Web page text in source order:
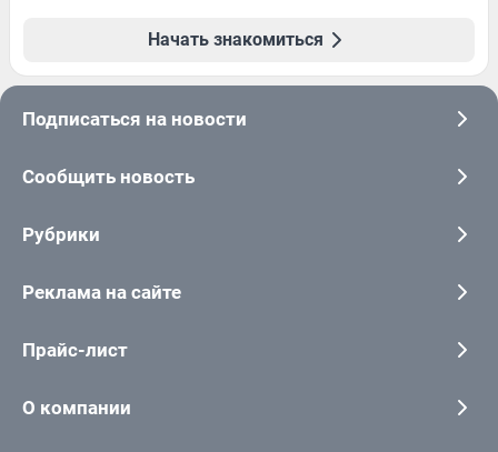
Начать знакомиться
Подписаться на новости
Сообщить новость
Рубрики
Реклама на сайте
Прайс-лист
О компании